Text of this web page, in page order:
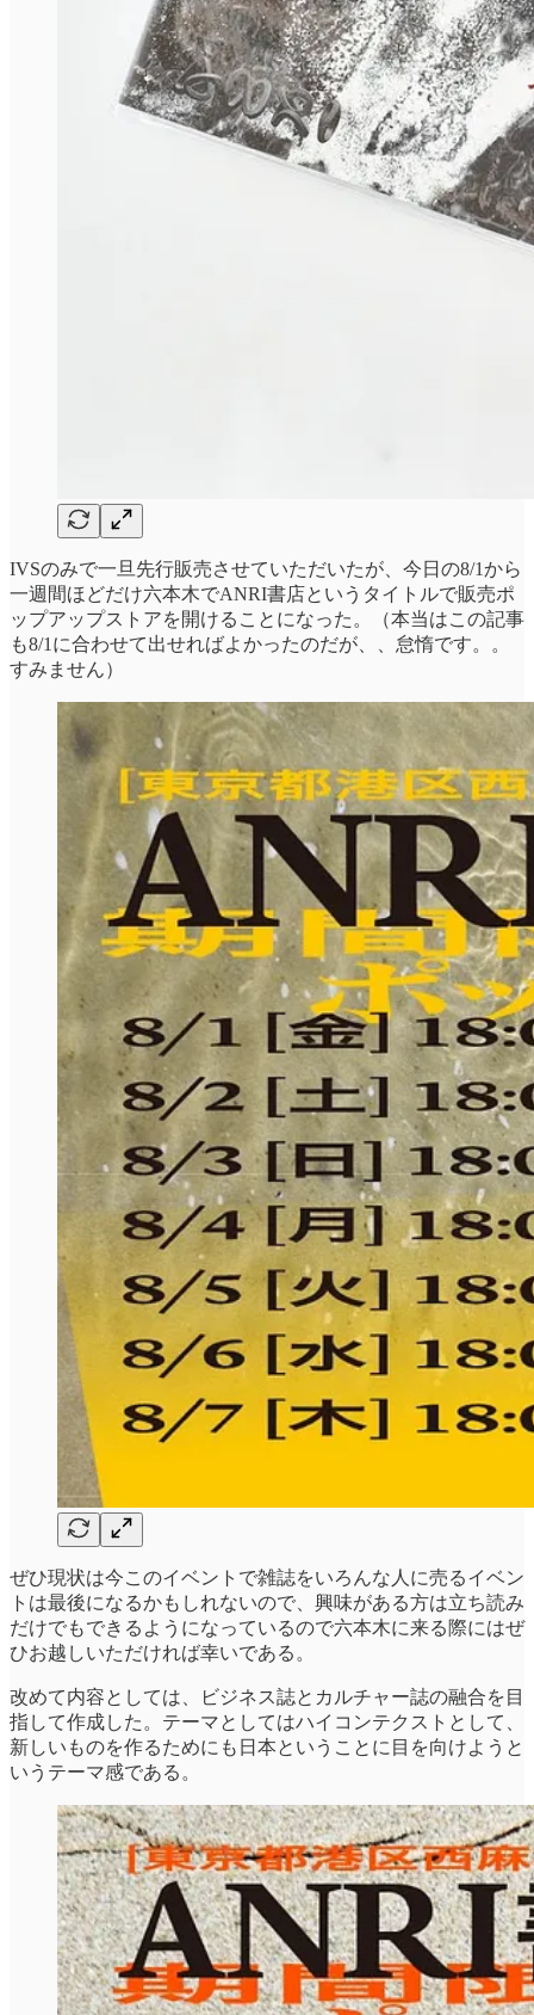
IVSのみで一旦先行販売させていただいたが、今日の8/1から
一週間ほどだけ六本木でANRI書店というタイトルで販売ポ
ップアップストアを開けることになった。（本当はこの記事
も8/1に合わせて出せればよかったのだが、、怠惰です。。
すみません）
ぜひ現状は今このイベントで雑誌をいろんな人に売るイベン
トは最後になるかもしれないので、興味がある方は立ち読み
だけでもできるようになっているので六本木に来る際にはぜ
ひお越しいただければ幸いである。
改めて内容としては、ビジネス誌とカルチャー誌の融合を目
指して作成した。テーマとしてはハイコンテクストとして、
新しいものを作るためにも日本ということに目を向けようと
いうテーマ感である。